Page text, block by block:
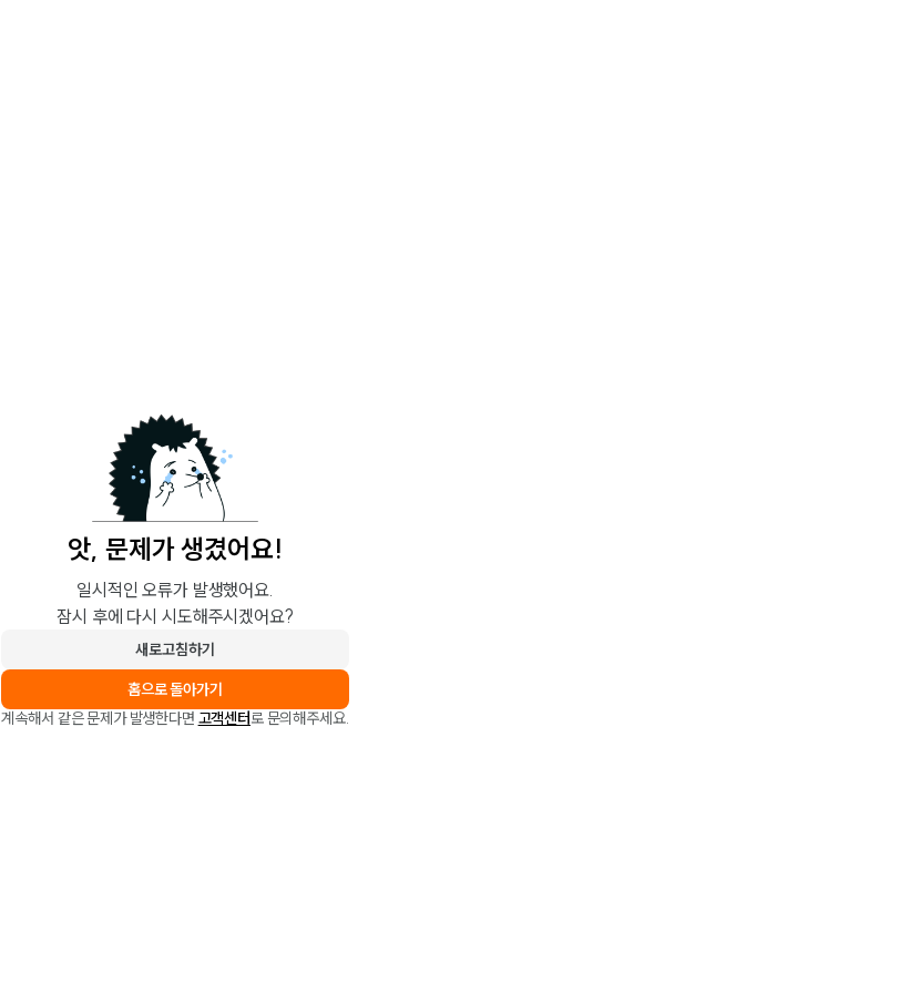
앗, 문제가 생겼어요!
일시적인 오류가 발생했어요.
잠시 후에 다시 시도해주시겠어요?
새로고침하기
홈으로 돌아가기
계속해서 같은 문제가 발생한다면 고객센터로 문의해주세요.